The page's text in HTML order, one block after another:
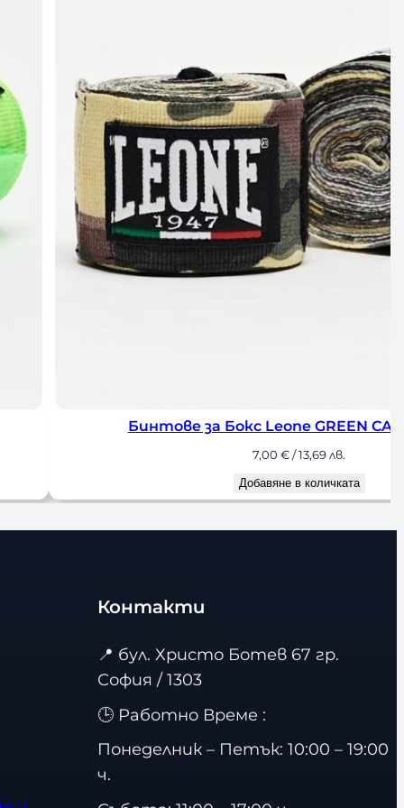
Бинтове за Бокс Leone GREEN
7,00€/ 13,69 лв.
Добавяне в количката
Контакти
📍 бул. Христо Ботев 67 гр.
София / 1303
🕒 Работно Време :
Понеделник – Петък: 10:00 – 19:00
ч.